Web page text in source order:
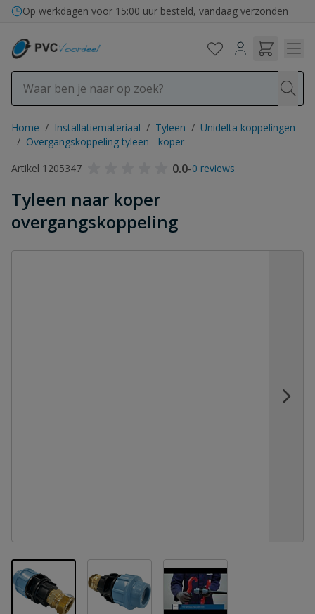
Ga naar de inhoud
Op werkdagen voor 15:00 uur besteld, vandaag verzonden
Home / Installatiemateriaal / Tyleen / Unidelta koppelingen
/ Overgangskoppeling tyleen - koper
Artikel 1205347
0.0-0 reviews
Tyleen naar koper
overgangskoppeling
View larger imageView larger image